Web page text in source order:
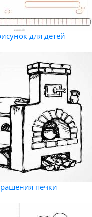
для детей
печки